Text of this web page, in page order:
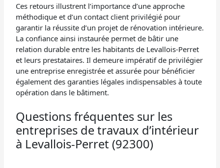
Ces retours illustrent l’importance d’une approche
méthodique et d’un contact client privilégié pour
garantir la réussite d’un projet de rénovation intérieure.
La confiance ainsi instaurée permet de bâtir une
relation durable entre les habitants de Levallois-Perret
et leurs prestataires. Il demeure impératif de privilégier
une entreprise enregistrée et assurée pour bénéficier
également des garanties légales indispensables à toute
opération dans le bâtiment.
Questions fréquentes sur les
entreprises de travaux d’intérieur
à Levallois-Perret (92300)